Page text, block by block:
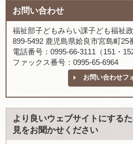
お問い合わせ
福祉部子どもみらい課子ども福祉
899-5492 鹿児島県姶良市宮島町25
電話番号：0995-66-3111（151・152
ファックス番号：0995-65-6964
お問い合わせフ
より良いウェブサイトにする
見をお聞かせください